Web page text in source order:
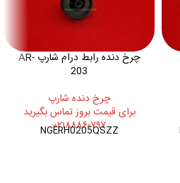
چرخ دنده رابط درام شارپ AR-
203
چرخ دنده شارپ
برای قیمت بروز تماس بگیرید
۰۲۱۸۸۸۶۰۷۹۷
NGERH0205QSZZ